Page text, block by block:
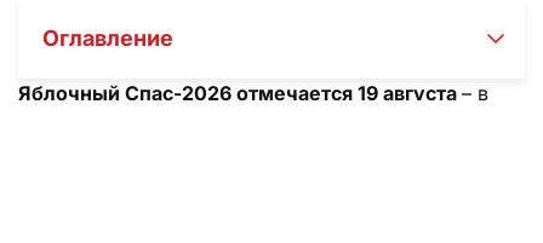
Оглавление
Яблочный Спас-2026 отмечается 19 августа – в